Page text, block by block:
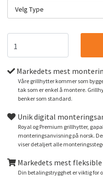
Velg Type
Markedets mest
Våre grillhytter kommer som
tak som er enkel å montere.
benker som standard.
Unik digital
Royal og Premium grillhytter,
monteringsanvisning på norsk.
viser detaljert alle
Markedets mest
Din betalingstrygghet er viktig for